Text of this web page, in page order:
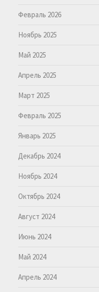
Февраль 2026
Ноябрь 2025
Май 2025
Апрель 2025
Март 2025
Февраль 2025
Январь 2025
Декабрь 2024
Ноябрь 2024
Октябрь 2024
Август 2024
Июнь 2024
Май 2024
Апрель 2024